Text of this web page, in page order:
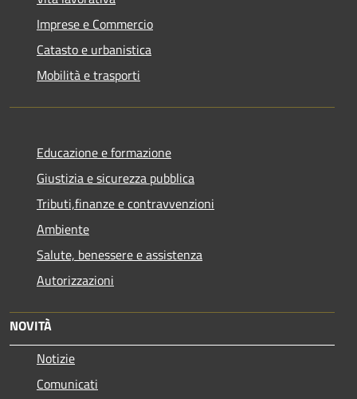
Imprese e Commercio
Catasto e urbanistica
Mobilità e trasporti
Educazione e formazione
Giustizia e sicurezza pubblica
Tributi,finanze e contravvenzioni
Ambiente
Salute, benessere e assistenza
Autorizzazioni
NOVITÀ
Notizie
Comunicati